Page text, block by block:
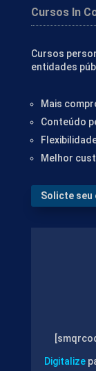
Cursos In
Cursos
entidades
Mais
Conteúdo
Melhor
Solicte seu
Digitalize